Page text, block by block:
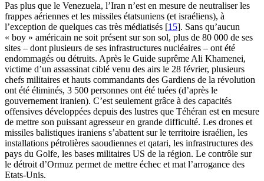
Pas plus que le Venezuela, l’Iran n’est en mesure de neutraliser les
frappes aériennes et les missiles étatsuniens (et israéliens), à
l’exception de quelques cas très médiatisés [15]. Sans qu’aucun
« boy » américain ne soit présent sur son sol, plus de 80 000 de ses
sites – dont plusieurs de ses infrastructures nucléaires – ont été
endommagés ou détruits. Après le Guide suprême Ali Khamenei,
victime d’un assassinat ciblé venu des airs le 28 février, plusieurs
chefs militaires et hauts commandants des Gardiens de la révolution
ont été éliminés, 3 500 personnes ont été tuées (d’après le
gouvernement iranien). C’est seulement grâce à des capacités
offensives développées depuis des lustres que Téhéran est en mesure
de mettre son puissant agresseur en grande difficulté. Les drones et
missiles balistiques iraniens s’abattent sur le territoire israélien, les
installations pétrolières saoudiennes et qatari, les infrastructures des
pays du Golfe, les bases militaires US de la région. Le contrôle sur
le détroit d’Ormuz permet de mettre échec et mat l’arrogance des
Etats-Unis.